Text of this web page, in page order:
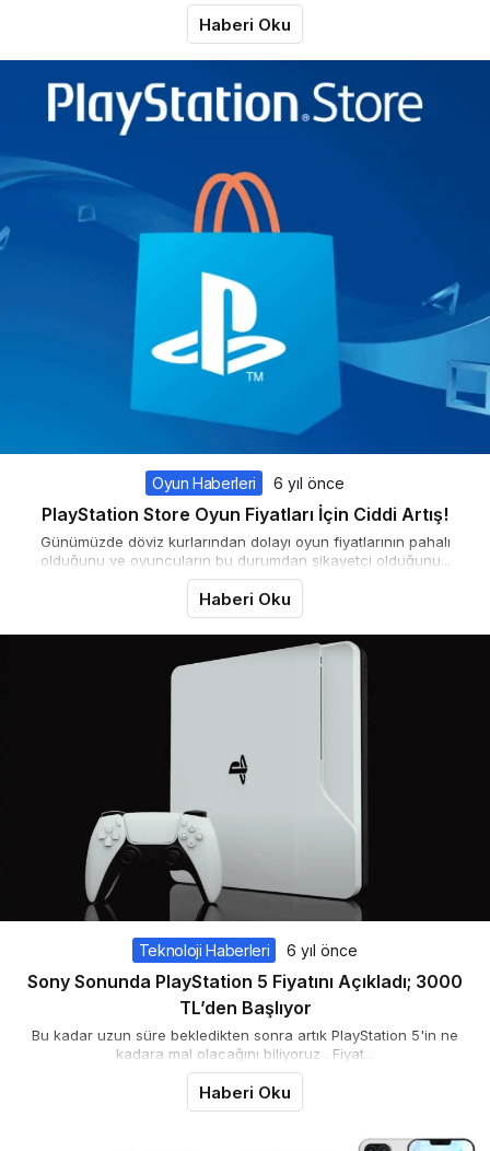
Haberi Oku
Oyun Haberleri 6 yıl önce
PlayStation Store Oyun Fiyatları İçin Ciddi Artış!
Günümüzde döviz kurlarından dolayı oyun fiyatlarının pahalı
olduğunu ve oyuncuların bu durumdan şikayetçi olduğunu...
Haberi Oku
Teknoloji Haberleri 6 yıl önce
Sony Sonunda PlayStation 5 Fiyatını Açıkladı; 3000
TL’den Başlıyor
Bu kadar uzun süre bekledikten sonra artık PlayStation 5'in ne
kadara mal olacağını biliyoruz . Fiyat...
Haberi Oku